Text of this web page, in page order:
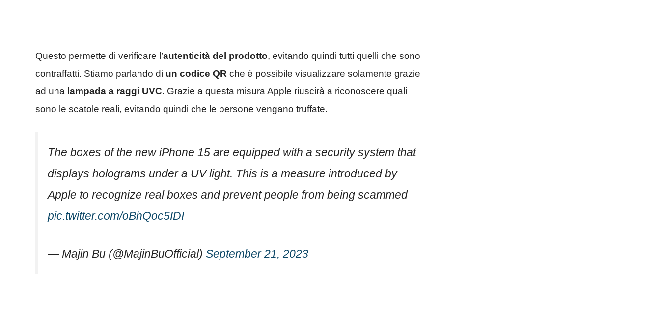
Questo permette di verificare l’autenticità del prodotto, evitando quindi tutti quelli che sono
contraffatti. Stiamo parlando di un codice QR che è possibile visualizzare solamente grazie
ad una lampada a raggi UVC. Grazie a questa misura Apple riuscirà a riconoscere quali
sono le scatole reali, evitando quindi che le persone vengano truffate.
The boxes of the new iPhone 15 are equipped with a security system that
displays holograms under a UV light. This is a measure introduced by
Apple to recognize real boxes and prevent people from being scammed
pic.twitter.com/oBhQoc5IDI
— Majin Bu (@MajinBuOfficial) September 21, 2023